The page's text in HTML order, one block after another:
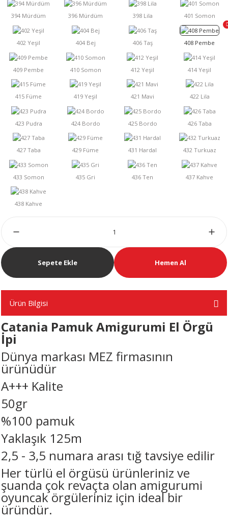
Sepete Ekle Hemen Al
Ürün Bilgisi
Catania Pamuk Amigurumi El Örgü
İpi
Dünya markası MEZ firmasının
ürünüdür
A+++ Kalite
50gr
%100 pamuk
Yaklaşık 125m
2,5 - 3,5 numara arası tığ tavsiye edilir
Her türlü el örgüsü ürünleriniz ve
şuanda çok revaçta olan amigurumi
oyuncak örgüleriniz için ideal bir
üründür.